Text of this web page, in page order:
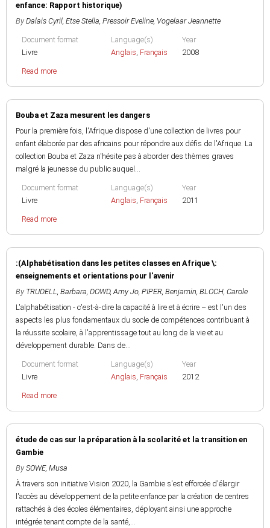
enfance: Rapport historique)
By Dalais Cyril, Etse Stella, Pressoir Eveline, Vogelaar Jeannette
Document format
Livre
Language(s)
Anglais, Français
Year
2008
Read more
Bouba et Zaza mesurent les dangers
Pour la première fois, l'Afrique dispose d'une collection de livres pour
enfant élaborée par des africains pour répondre aux défis de l'Afrique. La
collection Bouba et Zaza n'hésite pas à aborder des thèmes graves
malgré la jeunesse du public auquel...
Document format
Livre
Language(s)
Anglais, Français
Year
2011
Read more
:(Alphabétisation dans les petites classes en Afrique \:
enseignements et orientations pour l'avenir
By TRUDELL, Barbara, DOWD, Amy Jo, PIPER, Benjamin, BLOCH, Carole
L'alphabétisation - c'est-à-dire la capacité à lire et à écrire – est l'un des
aspects les plus fondamentaux du socle de compétences contribuant à
la réussite scolaire, à l'apprentissage tout au long de la vie et au
développement durable. Dans de...
Document format
Livre
Language(s)
Anglais, Français
Year
2012
Read more
étude de cas sur la préparation à la scolarité et la transition en
Gambie
By SOWE, Musa
À travers son initiative Vision 2020, la Gambie s'est efforcée d'élargir
l'accès au développement de la petite enfance par la création de centres
rattachés à des écoles élémentaires, déployant ainsi une approche
intégrée tenant compte de la santé,...